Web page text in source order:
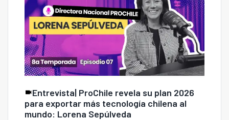
Entrevista| ProChile revela su plan 2026
para exportar más tecnología chilena al
mundo: Lorena Sepúlveda